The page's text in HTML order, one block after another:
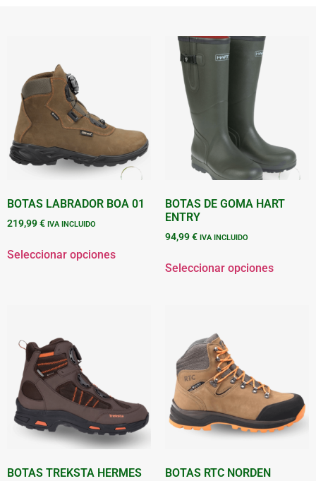
BOTAS LABRADOR BOA 01
219,99€ IVA INCLUIDO
Seleccionar opciones
BOTAS DE GOMA HART
ENTRY
94,99€ IVA INCLUIDO
Seleccionar opciones
BOTAS TREKSTA HERMES
BOTAS RTC NORDEN